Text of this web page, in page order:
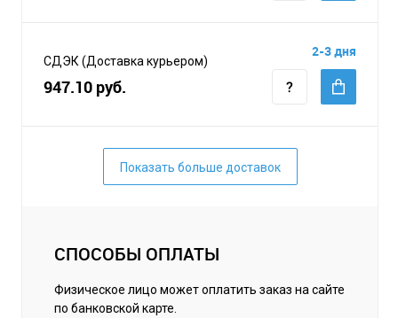
СДЭК (Доставка курьером)
947.10 руб.
2-3 дня
Показать больше доставок
СПОСОБЫ ОПЛАТЫ
Физическое лицо может оплатить заказ на сайте
по банковской карте.